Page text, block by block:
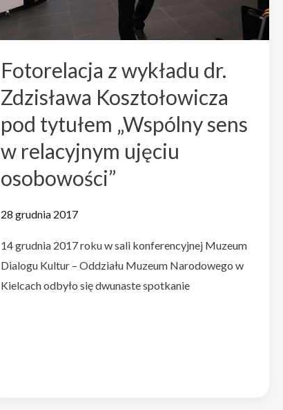
Fotorelacja z wykładu dr.
Zdzisława Kosztołowicza
pod tytułem „Wspólny sens
w relacyjnym ujęciu
osobowości”
28 grudnia 2017
14 grudnia 2017 roku w sali konferencyjnej Muzeum
Dialogu Kultur – Oddziału Muzeum Narodowego w
Kielcach odbyło się dwunaste spotkanie